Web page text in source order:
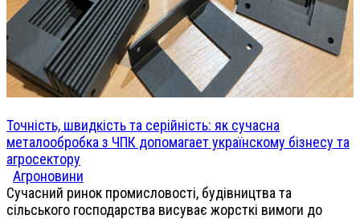
Точність, швидкість та серійність: як сучасна
металообробка з ЧПК допомагает українскому бізнесу та
агросектору
Агроновини
Сучасний ринок промисловості, будівництва та
сільського господарства висуває жорсткі вимоги до